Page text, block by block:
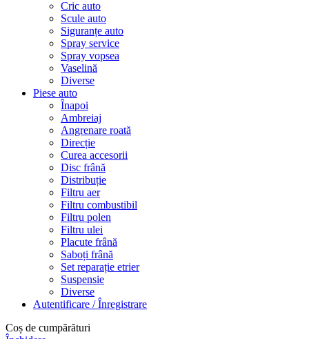
Cric auto
Scule auto
Siguranțe auto
Spray service
Spray vopsea
Vaselină
Diverse
Piese auto
Înapoi
Ambreiaj
Angrenare roată
Direcție
Curea accesorii
Disc frână
Distribuție
Filtru aer
Filtru combustibil
Filtru polen
Filtru ulei
Placute frână
Saboți frână
Set reparație etrier
Suspensie
Diverse
Autentificare / Înregistrare
Coș de cumpărături